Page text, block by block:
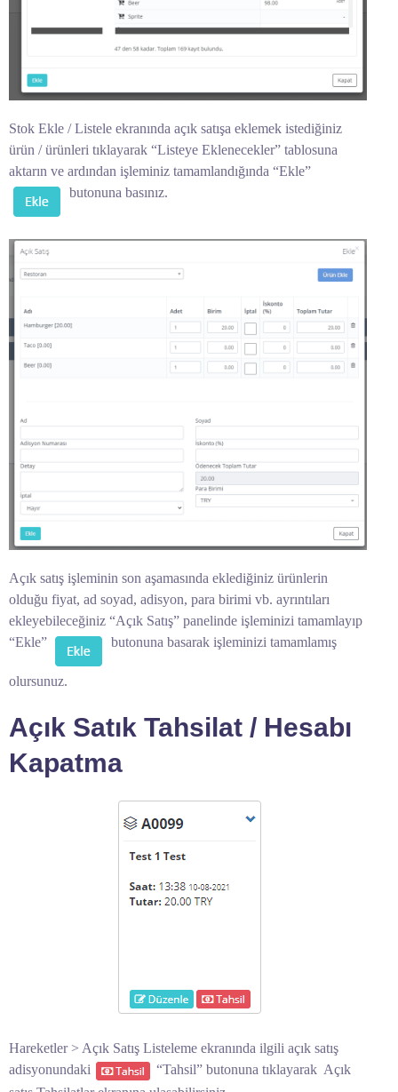
Stok Ekle / Listele ekranında açık satışa eklemek istediğiniz
ürün / ürünleri tıklayarak “Listeye Eklenecekler” tablosuna
aktarın ve ardından işleminiz tamamlandığında “Ekle”
butonuna basınız.
Açık satış işleminin son aşamasında eklediğiniz ürünlerin
olduğu fiyat, ad soyad, adisyon, para birimi vb. ayrıntıları
ekleyebileceğiniz “Açık Satış” panelinde işleminizi tamamlayıp
“Ekle”
butonuna basarak işleminizi tamamlamış
olursunuz.
Açık Satık Tahsilat / Hesabı
Kapatma
Hareketler > Açık Satış Listeleme ekranında ilgili açık satış
adisyonundaki
“Tahsil” butonuna tıklayarak Açık